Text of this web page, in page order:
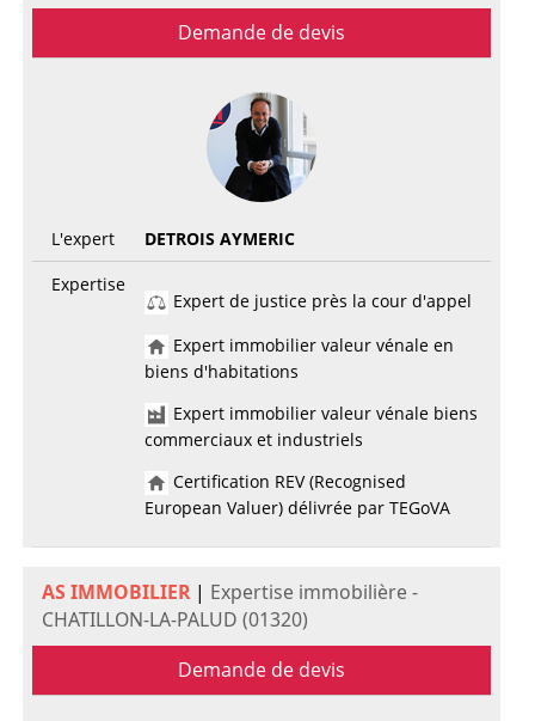
Demande de devis
L'expert
DETROIS AYMERIC
Expertise
Expert de justice près la cour d'appel
Expert immobilier valeur vénale en
biens d'habitations
Expert immobilier valeur vénale biens
commerciaux et industriels
Certification REV (Recognised
European Valuer) délivrée par TEGoVA
AS IMMOBILIER| Expertise immobilière -
CHATILLON-LA-PALUD (01320)
Demande de devis